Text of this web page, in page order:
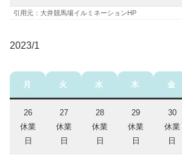
引用元：大井競馬場イルミネーションHP
2023/1
月 火 水 木 金
26
休業
日
27
休業
日
28
休業
日
29
休業
日
30
休業
日